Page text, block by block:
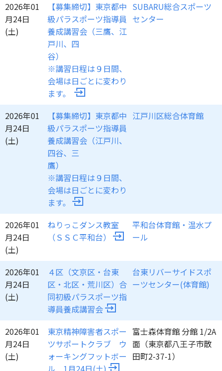
2026年01
月24日
(土)
【募集締切】東京都中
級パラスポーツ指導員
養成講習会（三鷹、江
戸川、四
谷
※講習日程は９日間、
会場は日ごとに変わり
ます。
SUBARU総合スポーツ
センター
2026年01
月24日
(土)
【募集締切】東京都中
級パラスポーツ指導員
養成講習会（江戸川、
四谷、三
鷹
※講習日程は９日間、
会場は日ごとに変わり
ます。
江戸川区総合体育館
2026年01
月24日
(土)
ねりっこダンス教室
（ＳＳＣ平和台）
平和台体育館・温水プ
ール
2026年01
月24日
(土)
４区（文京区・台東
区・北区・荒川区）合
同初級パラスポーツ指
導員養成講習会
台東リバーサイドスポ
ーツセンター(体育館)
2026年01
月24日
(土)
東京精神障害者スポー
ツサポートクラブ ウ
ォーキングフットボー
ル 1月24日(土)
富士森体育館 分館 1/2A
面（東京都八王子市散
田町2-37-1）